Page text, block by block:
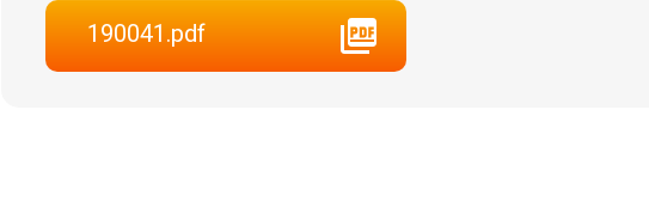
190041.pdf